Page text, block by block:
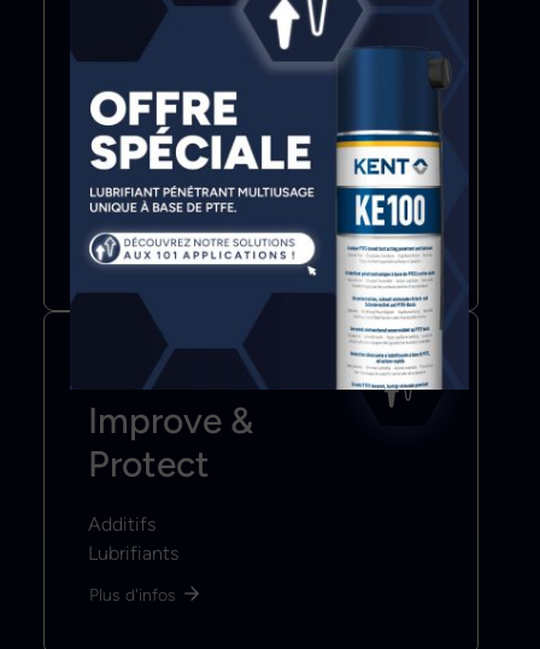
Color & Coat
Mastics
Revêtements
Apprêts & Primaires
Peintures & Vernis
Plus d'infos
Improve &
Protect
Additifs
Lubrifiants
Plus d'infos